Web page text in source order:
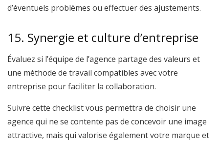
d’éventuels problèmes ou effectuer des ajustements.
15. Synergie et culture d’entreprise
Évaluez si l’équipe de l’agence partage des valeurs et
une méthode de travail compatibles avec votre
entreprise pour faciliter la collaboration.
Suivre cette checklist vous permettra de choisir une
agence qui ne se contente pas de concevoir une image
attractive, mais qui valorise également votre marque et